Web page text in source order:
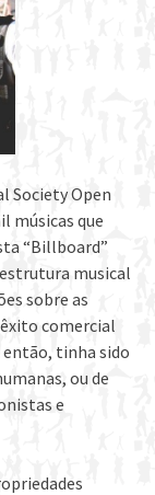
Society Open
músicas que
“Billboard”
musical
sobre as
comercial
então, tinha sido
ou de
e